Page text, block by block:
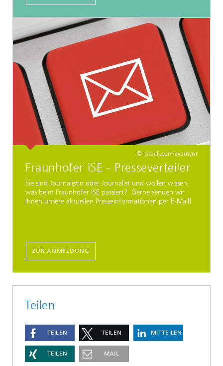
© iStock.com/aydinynr
Fraunhofer ISE - Presseverteiler
Sie sind Journalistin oder Journalist und wollen wissen,
was beim Fraunhofer ISE passiert? Gerne senden wir
Ihnen unsere aktuellen Presseinformationen per E-Mail!
ZUR ANMELDUNG
Teilen
TEILEN TEILEN MITTEILEN
TEILEN MAIL